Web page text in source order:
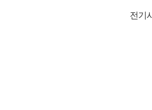
전기